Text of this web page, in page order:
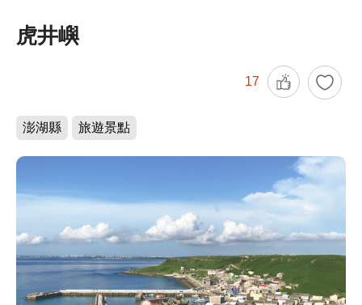
虎井嶼
17
澎湖縣 旅遊景點